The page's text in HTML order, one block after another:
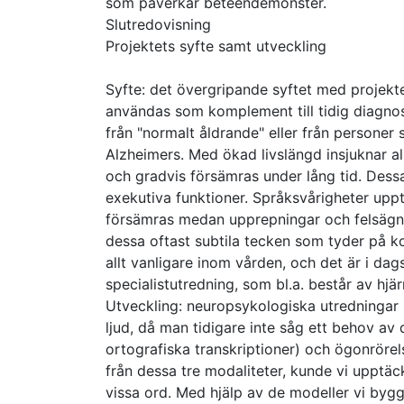
Slutredovisning
Projektets syfte samt utveckling
Syfte: det övergripande syftet med
användas som komplement till tidig
från "normalt åldrande" eller från
Alzheimers. Med ökad livslängd insjuknar
och gradvis försämras under lång tid.
exekutiva funktioner. Språksvårigheter
försämras medan upprepningar och
dessa oftast subtila tecken som tyder på
allt vanligare inom vården, och det är i
specialistutredning, som bl.a. består av
Utveckling: neuropsykologiska
ljud, då man tidigare inte såg ett behov
ortografiska transkriptioner) och
från dessa tre modaliteter, kunde vi
vissa ord. Med hjälp av de modeller vi